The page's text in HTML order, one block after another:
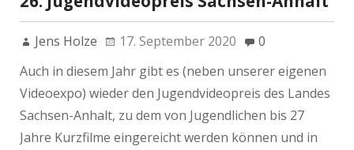
Jens Holze 17. September 2020
0
Auch in diesem Jahr gibt es (neben unserer eigenen
Videoexpo) wieder den Jugendvideopreis des Landes
Sachsen-Anhalt, zu dem von Jugendlichen bis 27
Jahre Kurzfilme eingereicht werden können und in